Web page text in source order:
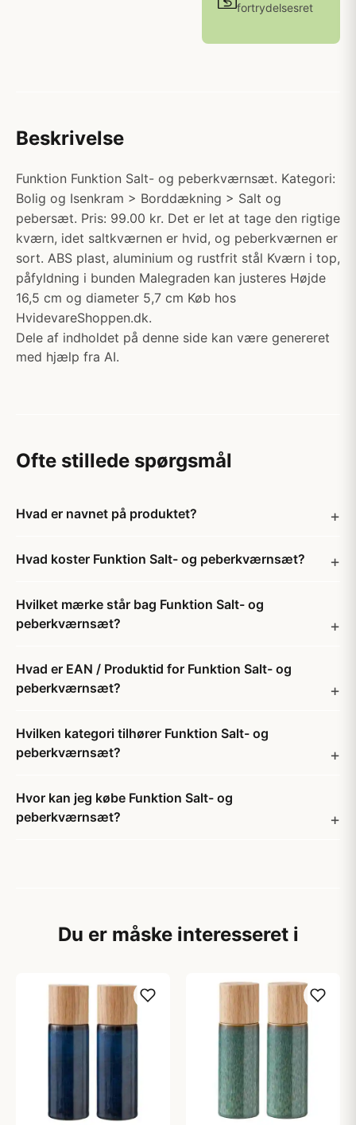
fortrydelsesret
Beskrivelse
Funktion Funktion Salt- og peberkværnsæt. Kategori:
Bolig og Isenkram > Borddækning > Salt og
pebersæt. Pris: 99.00 kr. Det er let at tage den rigtige
kværn, idet saltkværnen er hvid, og peberkværnen er
sort. ABS plast, aluminium og rustfrit stål Kværn i top,
påfyldning i bunden Malegraden kan justeres Højde
16,5 cm og diameter 5,7 cm Køb hos
HvidevareShoppen.dk.
Dele af indholdet på denne side kan være genereret
med hjælp fra AI.
Ofte stillede spørgsmål
Hvad er navnet på produktet?
Hvad koster Funktion Salt- og peberkværnsæt?
Hvilket mærke står bag Funktion Salt- og
peberkværnsæt?
Hvad er EAN / Produktid for Funktion Salt- og
peberkværnsæt?
Hvilken kategori tilhører Funktion Salt- og
peberkværnsæt?
Hvor kan jeg købe Funktion Salt- og
peberkværnsæt?
Du er måske interesseret i